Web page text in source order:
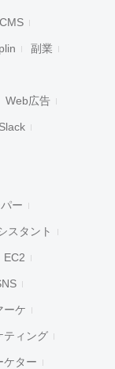
CMS
副業
Web広告
Slack
ー
スタント
EC2
ーケ
ティング
ケター